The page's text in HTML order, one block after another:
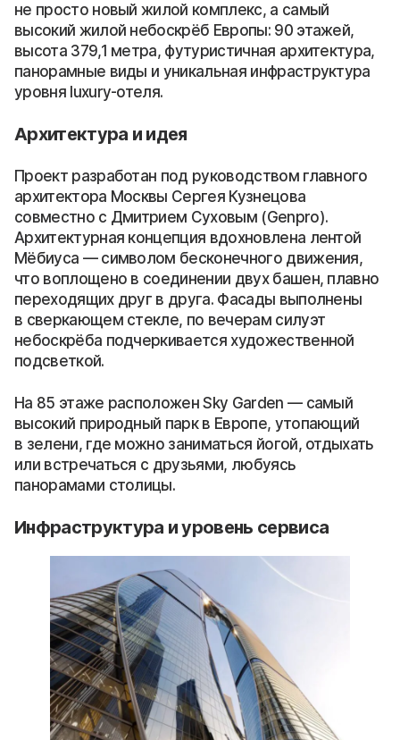
не просто новый жилой комплекс, а самый
высокий жилой небоскрёб Европы: 90 этажей,
высота 379,1 метра, футуристичная архитектура,
панорамные виды и уникальная инфраструктура
уровня luxury-отеля.
Архитектура и идея
Проект разработан под руководством главного
архитектора Москвы Сергея Кузнецова
совместно с Дмитрием Суховым (Genpro).
Архитектурная концепция вдохновлена лентой
Мёбиуса — символом бесконечного движения,
что воплощено в соединении двух башен, плавно
переходящих друг в друга. Фасады выполнены
в сверкающем стекле, по вечерам силуэт
небоскрёба подчеркивается художественной
подсветкой.
На 85 этаже расположен Sky Garden — самый
высокий природный парк в Европе, утопающий
в зелени, где можно заниматься йогой, отдыхать
или встречаться с друзьями, любуясь
панорамами столицы.
Инфраструктура и уровень сервиса